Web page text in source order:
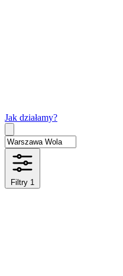
Jak działamy?
Filtry 1